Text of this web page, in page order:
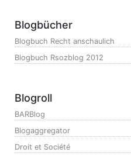
Blogbücher
Blogbuch Recht anschaulich
Blogbuch Rsozblog 2012
Blogroll
BARBlog
Blogaggregator
Droit et Société